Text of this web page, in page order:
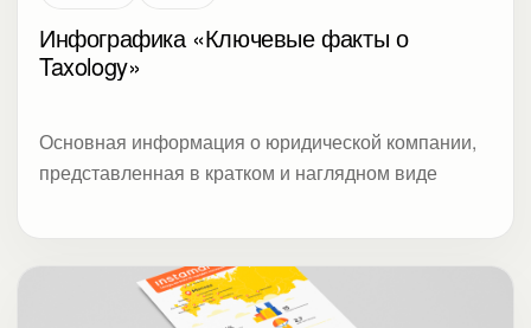
Инфографика «Ключевые факты о
Taxology»
Основная информация о юридической компании,
представленная в кратком и наглядном виде